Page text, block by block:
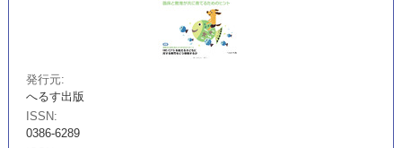
発行元
へるす出版
ISSN
0386-6289